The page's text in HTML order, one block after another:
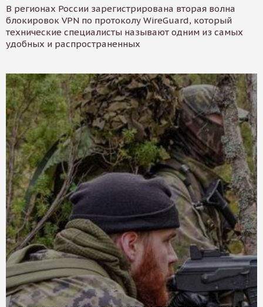
В регионах России зарегистрирована вторая волна
блокировок VPN по протоколу WireGuard, который
технические специалисты называют одним из самых
удобных и распространенных